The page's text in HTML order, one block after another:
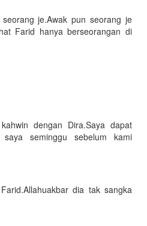
je.Awak pun seorang je
Farid hanya berseorangan di
dengan Dira.Saya dapat
seminggu sebelum kami
dia tak sangka